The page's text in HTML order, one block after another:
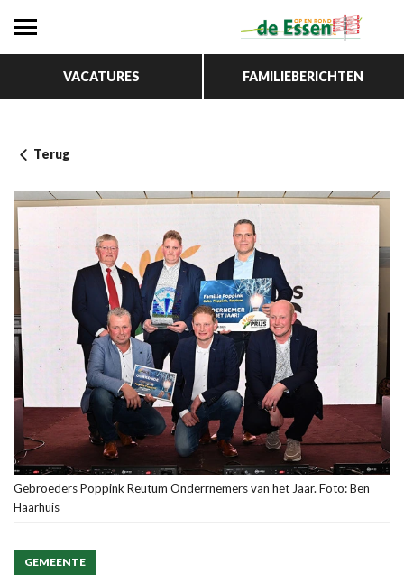
VACATURES FAMILIEBERICHTEN
Terug
Gebroeders Poppink Reutum Onderrnemers van het Jaar. Foto: Ben
Haarhuis
GEMEENTE